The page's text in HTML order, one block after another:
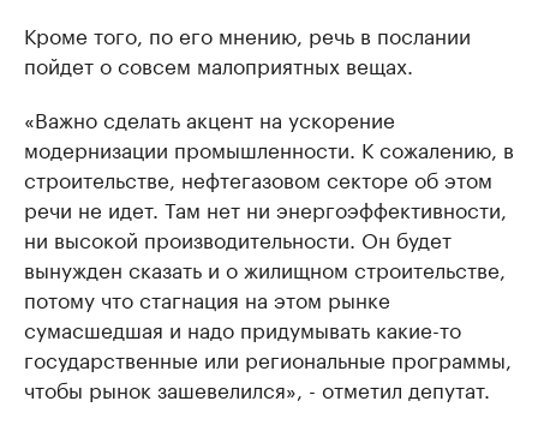
Кроме того, по его мнению, речь в послании
пойдет о совсем малоприятных вещах.
«Важно сделать акцент на ускорение
модернизации промышленности. К сожалению, в
строительстве, нефтегазовом секторе об этом
речи не идет. Там нет ни энергоэффективности,
ни высокой производительности. Он будет
вынужден сказать и о жилищном строительстве,
потому что стагнация на этом рынке
сумасшедшая и надо придумывать какие-то
государственные или региональные программы,
чтобы рынок зашевелился», - отметил депутат.